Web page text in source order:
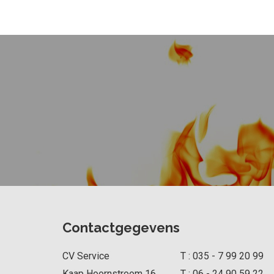
Contactgegevens
CV Service
T : 035 - 7 99 20 99